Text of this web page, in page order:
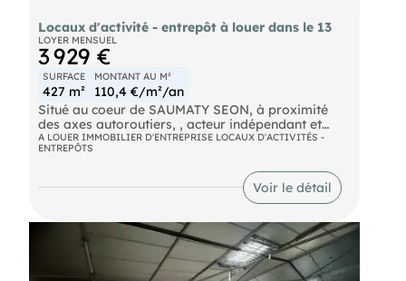
Locaux d'activité - entrepôt à louer dans le 13
LOYER MENSUEL
3 929 €
SURFACE
427 m²
MONTANT AU M²
110,4 €/m²/an
Situé au coeur de SAUMATY SEON, à proximité
des axes autoroutiers, , acteur indépendant et
local du marché de l'immobilier d'entreprise en
Métropole Aix Marseille Provence vous propose à
bénéficiant d'un accès plain-pied, de bureaux
d'accompagnement, d'une mezzanine et d'une
A LOUER IMMOBILIER D'ENTREPRISE LOCAUX D'ACTIVITÉS -
ENTREPÔTS
Voir le détail